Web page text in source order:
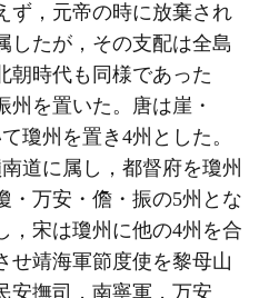
ず，元帝の時に放棄され
したが，その支配は全島
朝時代も同様であった
州を置いた。唐は崖・
瓊州を置き4州とした。
道に属し，都督府を瓊州
・万安・儋・振の5州とな
，宋は瓊州に他の4州を合
せ靖海軍節度使を黎母山
安撫司，南寧軍，万安